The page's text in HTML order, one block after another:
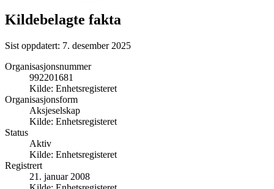
Kildebelagte fakta
Sist oppdatert: 7. desember 2025
Organisasjonsnummer
992201681
Kilde: Enhetsregisteret
Organisasjonsform
Aksjeselskap
Kilde: Enhetsregisteret
Status
Aktiv
Kilde: Enhetsregisteret
Registrert
21. januar 2008